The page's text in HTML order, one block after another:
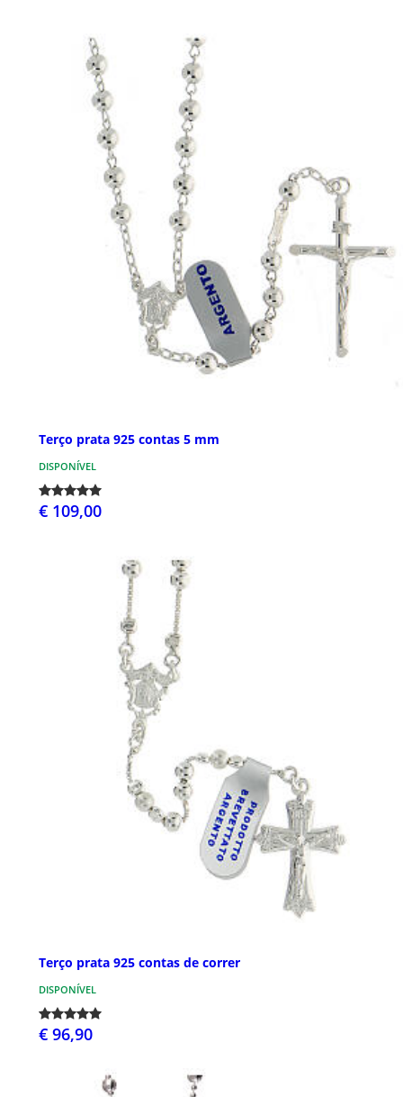
Terço prata 925 contas 5 mm
DISPONÍVEL
€ 109,00
Terço prata 925 contas de correr
DISPONÍVEL
€ 96,90